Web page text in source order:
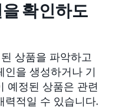
확인하도
상품을 파악하고
인을 생성하거나 기
예정된 상품은 관련
력적일 수 있습니다.